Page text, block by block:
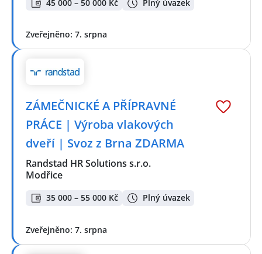
45 000 – 50 000 Kč Plný úvazek
Zveřejněno: 7. srpna
ZÁMEČNICKÉ A PŘÍPRAVNÉ
PRÁCE | Výroba vlakových
dveří | Svoz z Brna ZDARMA
Randstad HR Solutions s.r.o.
Modřice
35 000 – 55 000 Kč Plný úvazek
Zveřejněno: 7. srpna